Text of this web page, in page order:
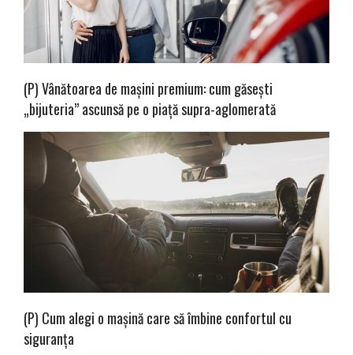
(P) Vânătoarea de mașini premium: cum găsești
„bijuteria” ascunsă pe o piață supra-aglomerată
(P) Cum alegi o mașină care să îmbine confortul cu
siguranța